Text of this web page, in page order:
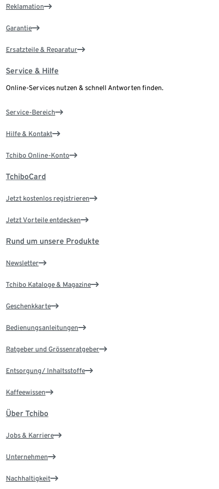
Reklamation
Garantie
Ersatzteile & Reparatur
Service & Hilfe
Online-Services nutzen & schnell Antworten finden.
Service-Bereich
Hilfe & Kontakt
Tchibo Online-Konto
TchiboCard
Jetzt kostenlos registrieren
Jetzt Vorteile entdecken
Rund um unsere Produkte
Newsletter
Tchibo Kataloge & Magazine
Geschenkkarte
Bedienungsanleitungen
Ratgeber und Grössenratgeber
Entsorgung/ Inhaltsstoffe
Kaffeewissen
Über Tchibo
Jobs & Karriere
Unternehmen
Nachhaltigkeit